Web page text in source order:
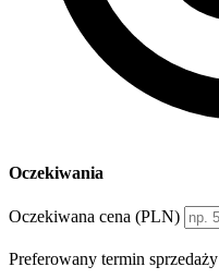
Oczekiwania
Oczekiwana cena (PLN)
Preferowany termin sprzedaży